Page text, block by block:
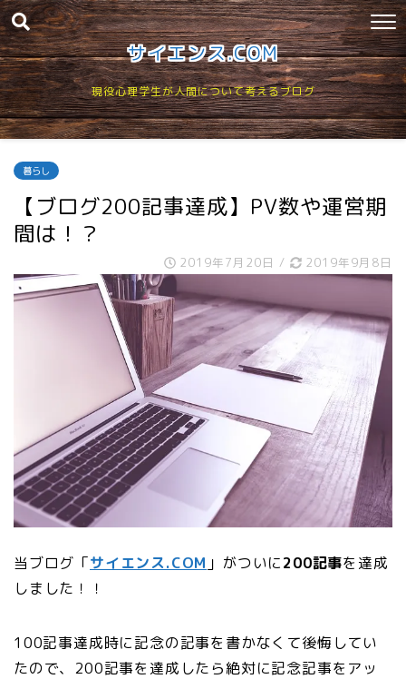
サイエンス.COM
現役心理学生が人間について考えるブログ
暮らし
【ブログ200記事達成】PV数や運営期
間は！？
2019年7月20日 / 2019年9月8日
当ブログ「サイエンス.COM 」がついに200記事を達成
しました！！
100記事達成時に記念の記事を書かなくて後悔してい
たので、200記事を達成したら絶対に記念記事をアッ